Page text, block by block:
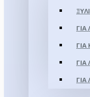
ΓΙΑ
ΓΙΑ